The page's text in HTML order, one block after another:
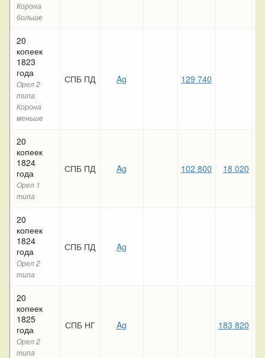
Корона
больше
20
копеек
1823
года
Орел 2
типа.
Корона
меньше
СПБ ПД Ag 129 740
20
копеек
1824
года
Орел 1
типа
СПБ ПД Ag 102 800 18 020
20
копеек
1824
года
Орел 2
типа
СПБ ПД Ag
20
копеек
1825
года
Орел 2
типа
СПБ НГ Ag 183 820